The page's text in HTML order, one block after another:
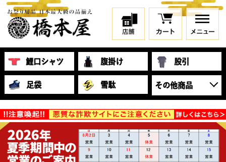
鯉口シャツ 腹掛け 股引
足袋 雪駄 その他商品